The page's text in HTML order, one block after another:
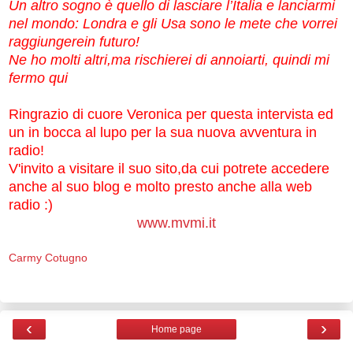
Un altro sogno è quello di lasciare l’Italia e lanciarmi
nel mondo: Londra e gli Usa sono le mete che vorrei
raggiungerein futuro!
Ne ho molti altri,ma rischierei di annoiarti, quindi mi
fermo qui
Ringrazio di cuore Veronica per questa intervista ed
un in bocca al lupo per la sua nuova avventura in
radio!
V'invito a visitare il suo sito,da cui potrete accedere
anche al suo blog e molto presto anche alla web
radio :)
www.mvmi.it
Carmy Cotugno
‹ ›
Home page